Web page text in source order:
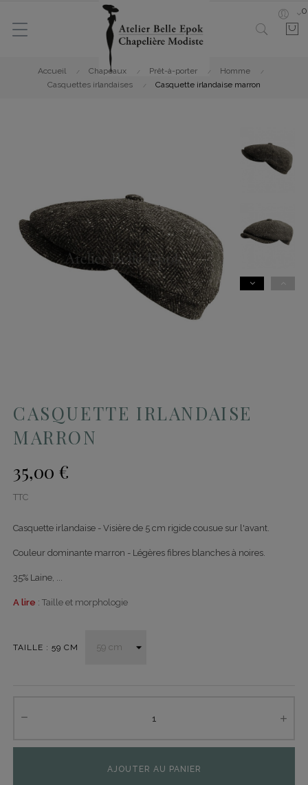
0
Accueil Chapeaux Prêt-à-porter
Homme
Casquettes irlandaises
Casquette irlandaise marron
CASQUETTE IRLANDAISE
MARRON
35,00 €
TTC
Casquette irlandaise - Visière de 5 cm rigide cousue sur l'avant.
Couleur dominante marron - Légères fibres blanches à noires.
35% Laine, ...
A lire : Taille et morphologie
TAILLE : 59 CM
AJOUTER AU PANIER